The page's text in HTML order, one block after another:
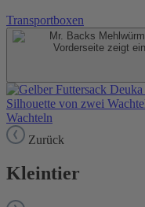
Transportboxen
Wachteln
Zurück
Kleintier